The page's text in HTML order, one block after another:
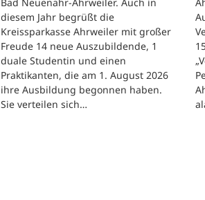
diesem Jahr begrüßt die
Kreissparkasse Ahrweiler mit großer
Freude 14 neue Auszubildende, 1
duale Studentin und einen
Praktikanten, die am 1. August 2026
ihre Ausbildung begonnen haben.
Sie verteilen sich…